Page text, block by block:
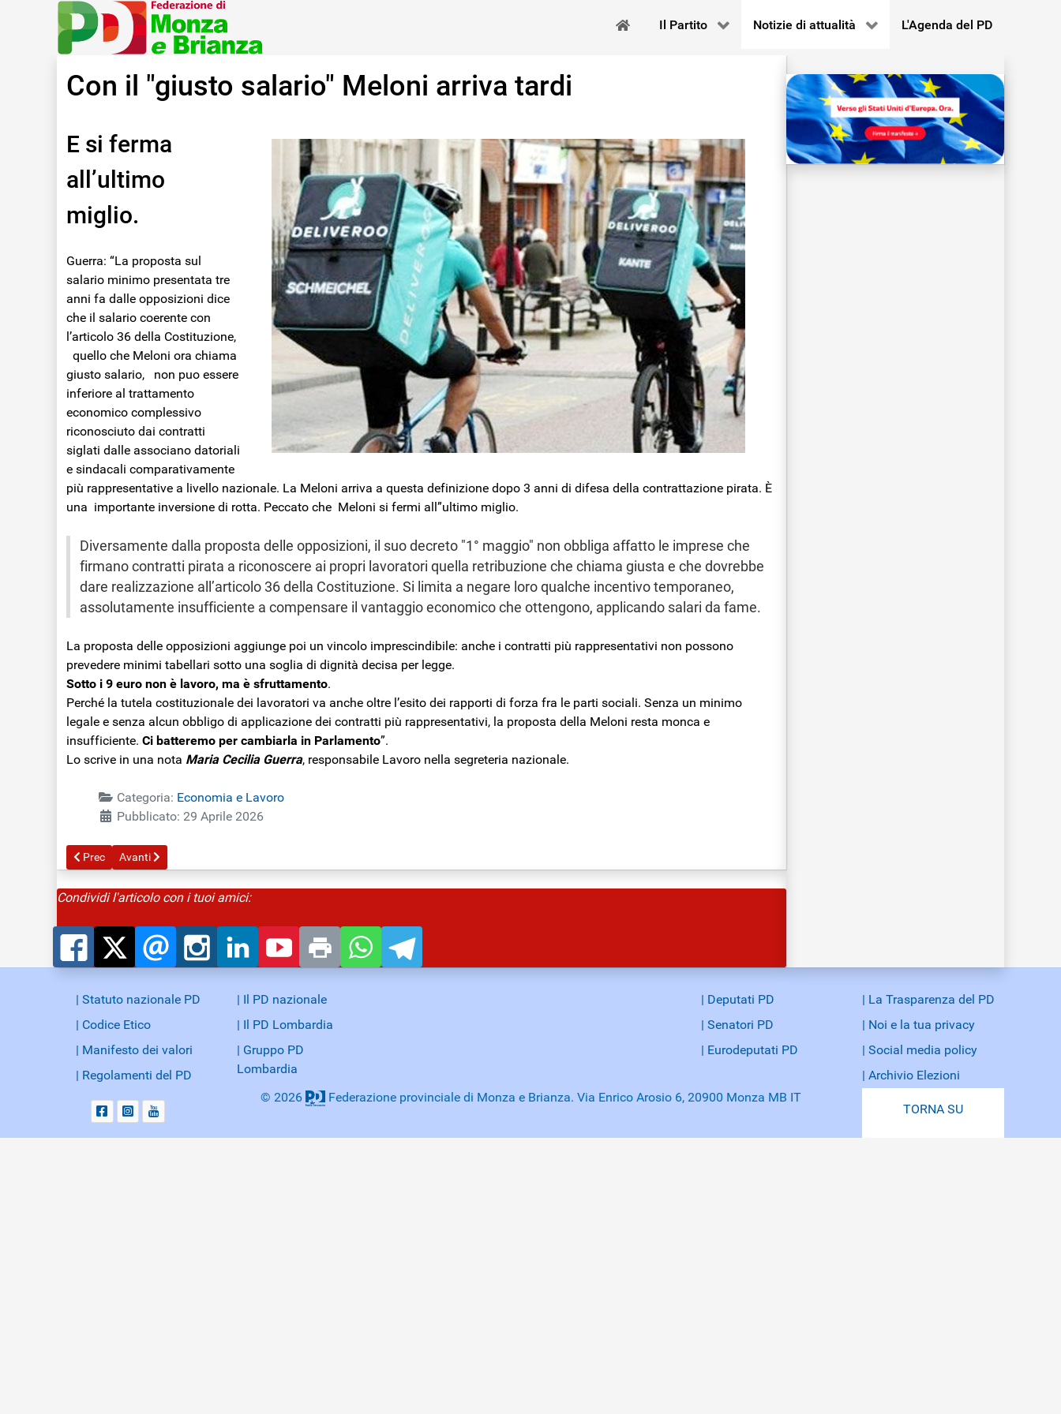
Il Partito Notizie di attualità L'Agenda del PD
Con il "giusto salario" Meloni arriva tardi
E si ferma
all’ultimo
miglio.
Guerra: “La proposta sul
salario minimo presentata tre
anni fa dalle opposizioni dice
che il salario coerente con
l’articolo 36 della Costituzione,
quello che Meloni ora chiama
giusto salario, non puo essere
inferiore al trattamento
economico complessivo
riconosciuto dai contratti
siglati dalle associano datoriali
e sindacali comparativamente
più rappresentative a livello nazionale. La Meloni arriva a questa definizione dopo 3 anni di difesa della contrattazione pirata. È
una importante inversione di rotta. Peccato che Meloni si fermi all”ultimo miglio.
Diversamente dalla proposta delle opposizioni, il suo decreto "1° maggio" non obbliga affatto le imprese che
firmano contratti pirata a riconoscere ai propri lavoratori quella retribuzione che chiama giusta e che dovrebbe
dare realizzazione all’articolo 36 della Costituzione. Si limita a negare loro qualche incentivo temporaneo,
assolutamente insufficiente a compensare il vantaggio economico che ottengono, applicando salari da fame.
La proposta delle opposizioni aggiunge poi un vincolo imprescindibile: anche i contratti più rappresentativi non possono
prevedere minimi tabellari sotto una soglia di dignità decisa per legge.
Sotto i 9 euro non è lavoro, ma è sfruttamento.
Perché la tutela costituzionale dei lavoratori va anche oltre l’esito dei rapporti di forza fra le parti sociali. Senza un minimo
legale e senza alcun obbligo di applicazione dei contratti più rappresentativi, la proposta della Meloni resta monca e
insufficiente. Ci batteremo per cambiarla in Parlamento”.
Lo scrive in una nota Maria Cecilia Guerra, responsabile Lavoro nella segreteria nazionale.
Categoria: Economia e Lavoro
Pubblicato: 29 Aprile 2026
Articolo precedente: 1° Maggio. Buona Festa delle lavoratrici e dei lavoratori
Prec Articolo successivo: Schlein: “Comprare gas russo aiuta solo Putin
Avanti
Condividi l'articolo con i tuoi amici:
| Statuto nazionale PD
| Codice Etico
| Manifesto dei valori
| Regolamenti del PD
| Il PD nazionale
| Il PD Lombardia
| Gruppo PD
Lombardia
| Deputati PD
| Senatori PD
| Eurodeputati PD
| La Trasparenza del PD
| Noi e la tua privacy
| Social media policy
| Archivio Elezioni
© 2026
Federazione provinciale di Monza e Brianza. Via Enrico Arosio 6, 20900 Monza MB IT
TORNA SU